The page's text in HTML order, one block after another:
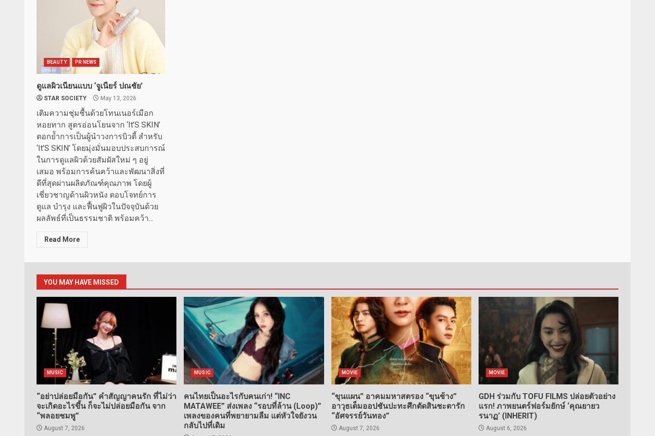
BEAUTY PR NEWS
ดูแลผิวเนียนแบบ ‘จูเนียร์ ปณชัย’
STAR SOCIETY May 13, 2026
เติมความชุ่มชื้นด้วยโทนเนอร์เมือก
หอยทาก สูตรอ่อนโยนจาก ‘It’S SKIN’
ตอกย้ำการเป็นผู้นำวงการบิวตี้ สำหรับ
‘It’S SKIN’ โดยมุ่งมั่นมอบประสบการณ์
ในการดูแลผิวด้วยสัมผัสใหม่ ๆ อยู่
เสมอ พร้อมการค้นคว้าและพัฒนาสิ่งที่
ดีที่สุดผ่านผลิตภัณฑ์คุณภาพ โดยผู้
เชี่ยวชาญด้านผิวหนัง ตอบโจทย์การ
ดูแล บำรุง และฟื้นฟูผิวในปัจจุบันด้วย
ผลลัพธ์ที่เป็นธรรมชาติ พร้อมคว้า...
Read More
YOU MAY HAVE MISSED
MUSIC
“อย่าปล่อยมือกัน” คำสัญญาคนรัก ที่ไม่ว่า
จะเกิดอะไรขึ้น ก็จะไม่ปล่อยมือกัน จาก
“พลอยชมพู”
August 7, 2026
MUSIC
คนไทยเป็นอะไรกับคนเก่า! “INC
MATAWEE” ส่งเพลง “รอบที่ล้าน (Loop)”
เพลงของคนที่พยายามลืม แต่หัวใจยังวน
กลับไปที่เดิม
MOVIE
“ขุนแผน” อาคมมหาสตรอง “ขุนช้าง”
อาวุธเต็มออปชันปะทะศึกตัดสินชะตารัก
“อัศจรรย์วันทอง”
August 7, 2026
MOVIE
GDH ร่วมกับ TOFU FILMS ปล่อยตัวอย่าง
แรก! ภาพยนตร์ฟอร์มยักษ์ ‘คุณยายว
รนาฏ’ (INHERIT)
August 6, 2026